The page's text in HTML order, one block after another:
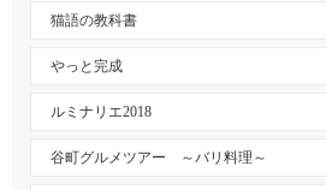
猫語の教科書
やっと完成
ルミナリエ2018
谷町グルメツアー ～バリ料理～